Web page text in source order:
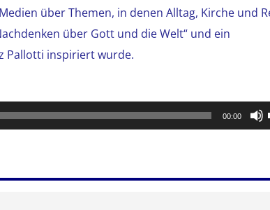
über Themen, in denen Alltag, Kirche und
über Gott und die Welt“ und ein
Pallotti inspiriert wurde.
00:00